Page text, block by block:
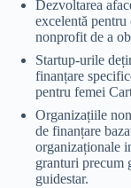
Dezvoltarea
excelentă
nonprofit de a
Startup-urile
finanțare
pentru femei
Organizațiile
de finanțare
organizaționale
granturi precum
guidestar.